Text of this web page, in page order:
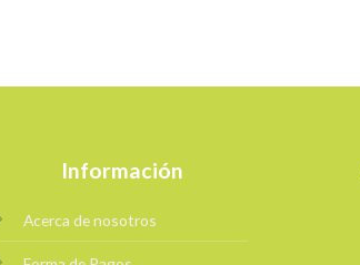
Información
Acerca de nosotros